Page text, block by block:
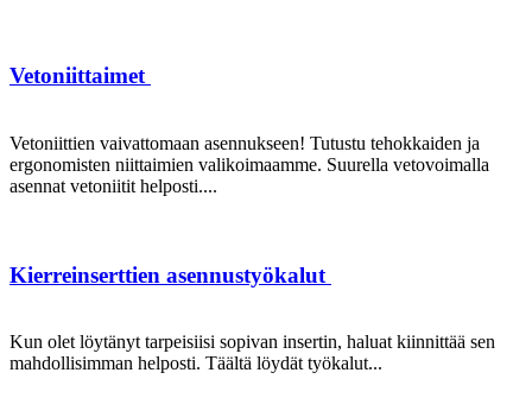
Vetoniittaimet
Vetoniittien vaivattomaan asennukseen! Tutustu tehokkaiden ja
ergonomisten niittaimien valikoimaamme. Suurella vetovoimalla
asennat vetoniitit helposti....
Kierreinserttien asennustyökalut
Kun olet löytänyt tarpeisiisi sopivan insertin, haluat kiinnittää sen
mahdollisimman helposti. Täältä löydät työkalut...